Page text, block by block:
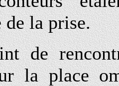
la prise.
de
la place